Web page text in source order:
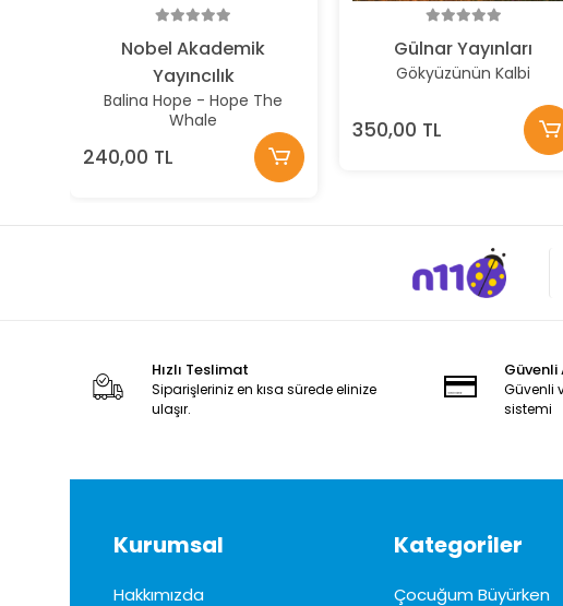
Nobel Akademik
Yayıncılık
Balina Hope - Hope The
Whale
240,00 TL
Gülnar Yayınları
Gökyüzünün Kalbi
350,00 TL
Hızlı Teslimat
Siparişleriniz en kısa sürede elinize
ulaşır.
Güvenli
Güvenli
sistemi
Kurumsal
Hakkımızda
Kategoriler
Çocuğum Büyürken